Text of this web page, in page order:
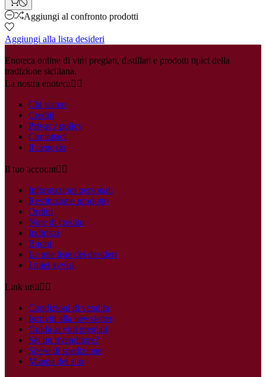
Aggiungi al confronto prodotti
Aggiungi alla lista desideri
Enoteca online di vini pregiati, distillati e prodotti tipici della
tradizione siciliana.
La nostra enoteca 
Chi siamo
Crediti
Privacy policy
Contattaci
Il negozio
Il tuo account 
Informazioni personali
Restituzione prodotto
Ordini
Note di credito
Indirizzi
Buoni
Le mie liste dei desideri
I miei avvisi
Link utili 
Condizioni di vendita
Iscriviti alla newsletter
Guida ai vini pregiati
Sei un rivenditore?
Spese di spedizione
Mappa del sito